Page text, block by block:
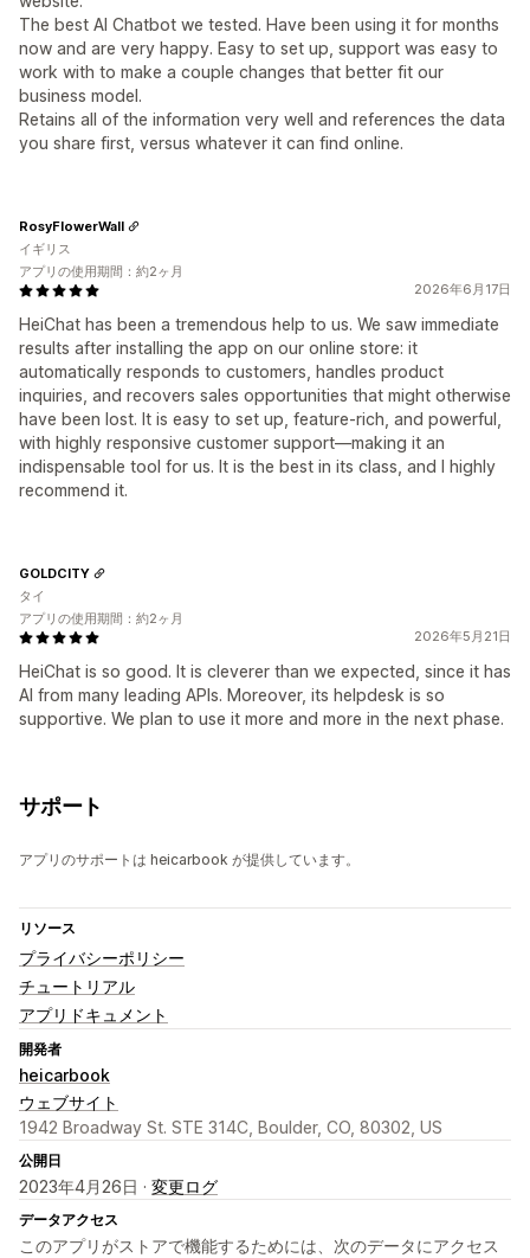
The best AI Chatbot we tested. Have been using it for months
now and are very happy. Easy to set up, support was easy to
work with to make a couple changes that better fit our
business model.
Retains all of the information very well and references the data
you share first, versus whatever it can find online.
2026年6月17日
HeiChat has been a tremendous help to us. We saw immediate
results after installing the app on our online store: it
automatically responds to customers, handles product
inquiries, and recovers sales opportunities that might otherwise
have been lost. It is easy to set up, feature-rich, and powerful,
with highly responsive customer support—making it an
indispensable tool for us. It is the best in its class, and I highly
recommend it.
RosyFlowerWall
イギリス
アプリの使用期間：約2ヶ月
2026年5月21日
HeiChat is so good. It is cleverer than we expected, since it has
AI from many leading APIs. Moreover, its helpdesk is so
supportive. We plan to use it more and more in the next phase.
GOLDCITY
タイ
アプリの使用期間：約2ヶ月
サポート
アプリのサポートは heicarbook が提供しています。
リソース
プライバシーポリシー
チュートリアル
アプリドキュメント
開発者
heicarbook
ウェブサイト
1942 Broadway St. STE 314C, Boulder, CO, 80302, US
公開日
2023年4月26日 · 変更ログ
データアクセス
このアプリがストアで機能するためには、次のデータにアクセス